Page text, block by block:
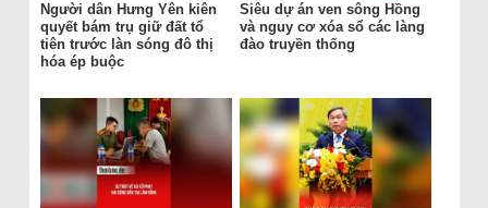
Người dân Hưng Yên kiên
quyết bám trụ giữ đất tổ
tiên trước làn sóng đô thị
hóa ép buộc
Siêu dự án ven sông Hồng
và nguy cơ xóa sổ các làng
đào truyền thống